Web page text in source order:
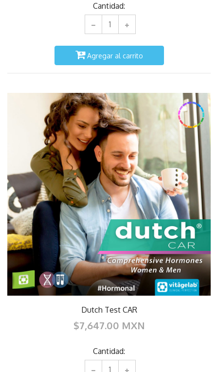
Cantidad:
Agregar al carrito
Dutch Test CAR
$7,647.00 MXN
Cantidad: